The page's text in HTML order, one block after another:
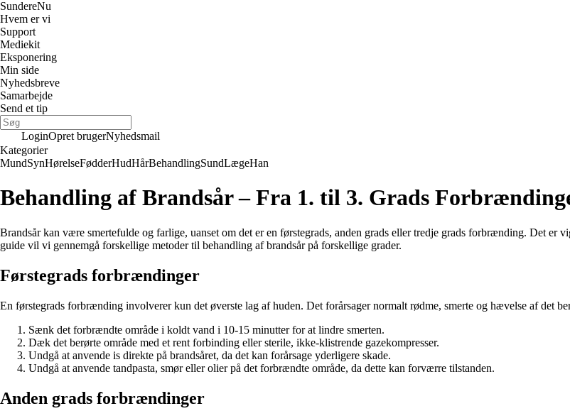
SundereNu
Hvem er vi
Support
Mediekit
Eksponering
Min side
Nyhedsbreve
Samarbejde
Send et tip
LoginOpret brugerNyhedsmail
Kategorier
MundSynHørelseFødderHudHårBehandlingSundLægeHan
Behandling af Brandsår – Fra 1. til 3. Grads
Brandsår kan være smertefulde og farlige, uanset om det er en førstegrads, anden grads eller tredje grads forbrænding. Det er
guide vil vi gennemgå forskellige metoder til behandling af brandsår på forskellige grader.
Førstegrads forbrændinger
En førstegrads forbrænding involverer kun det øverste lag af huden. Det forårsager normalt rødme, smerte og hævelse af det
Sænk det forbrændte område i koldt vand i 10-15 minutter for at lindre smerten.
Dæk det berørte område med et rent forbinding eller sterile, ikke-klistrende gazekompresser.
Undgå at anvende is direkte på brandsåret, da det kan forårsage yderligere skade.
Undgå at anvende tandpasta, smør eller olier på det forbrændte område, da dette kan forværre tilstanden.
Anden grads forbrændinger